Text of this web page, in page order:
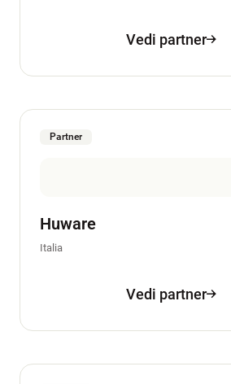
Vedi partner
Partner
Huware
Italia
Vedi partner